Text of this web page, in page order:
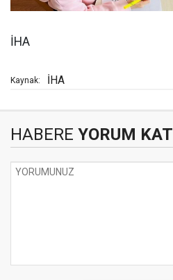
İHA
Kaynak: İHA
HABERE YORUM KAT